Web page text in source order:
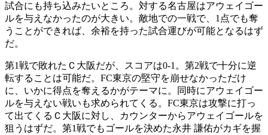
試合にも持ち込みたいところ。対する名古屋はアウェイゴー
ルを与えなかったのが大きい。敵地での一戦で、1点でも奪
うことができれば、余裕を持った試合運びが可能となるはず
だ。
第1戦で敗れたＣ大阪だが、スコアは0-1。第2戦で十分に逆
転することは可能だ。FC東京の堅守を崩せなかっただけ
に、いかに得点を奪えるかがテーマに。同時にアウェイゴー
ルを与えない戦いも求められてくる。FC東京は攻撃に打っ
て出てくるＣ大阪に対し、カウンターからアウェイゴールを
狙うはずだ。第1戦でもゴールを決めた永井 謙佑がカギを握